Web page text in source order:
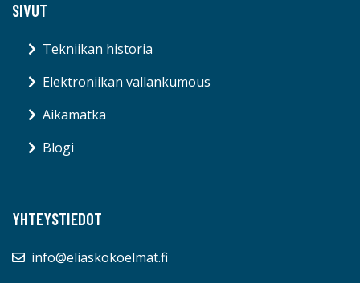
SIVUT
Tekniikan historia
Elektroniikan vallankumous
Aikamatka
Blogi
YHTEYSTIEDOT
info@eliaskokoelmat.fi